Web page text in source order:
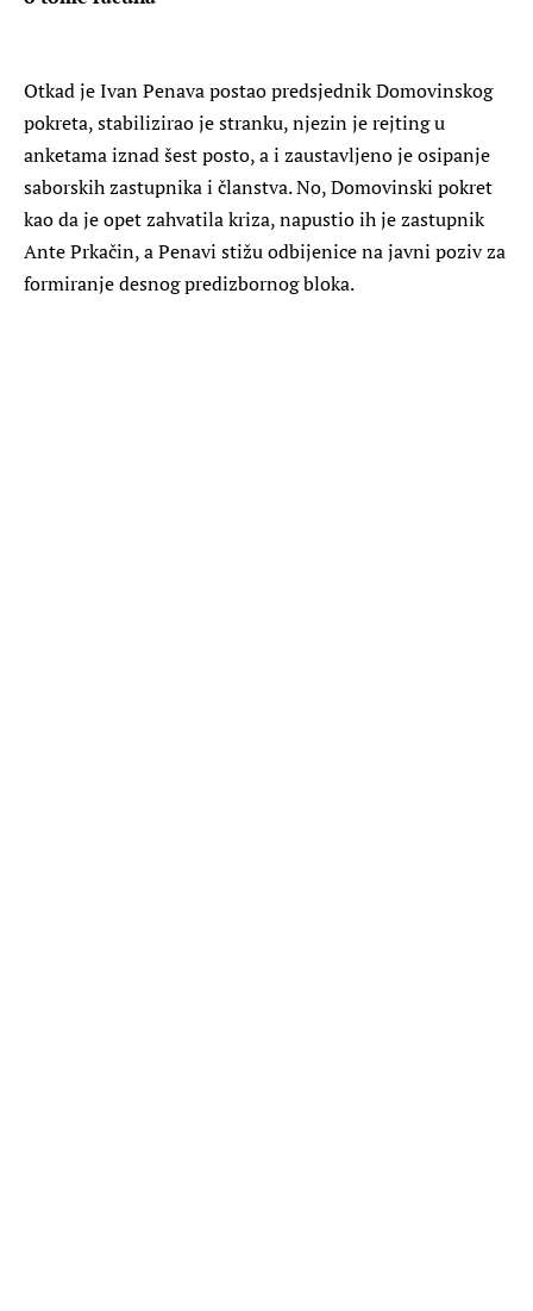
Otkad je Ivan Penava postao predsjednik Domovinskog
pokreta, stabilizirao je stranku, njezin je rejting u
anketama iznad šest posto, a i zaustavljeno je osipanje
saborskih zastupnika i članstva. No, Domovinski pokret
kao da je opet zahvatila kriza, napustio ih je zastupnik
Ante Prkačin, a Penavi stižu odbijenice na javni poziv za
formiranje desnog predizbornog bloka.